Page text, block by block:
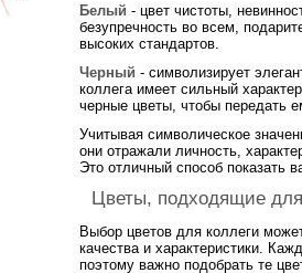
Белый - цвет чистоты,
безупречность во всем,
высоких стандартов.
Черный - символизирует
коллега имеет сильный
черные цветы, чтобы передать
Учитывая символическое
они отражали личность,
Это отличный способ показать
Цветы, подходящие для
Выбор цветов для коллеги
качества и характеристики.
поэтому важно подобрать те